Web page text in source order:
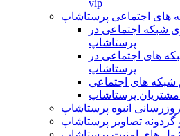
vip
های اجتماعی پرستاشاپ
شبکه اجتماعی در
پرستاشاپ
های اجتماعی در
پرستاشاپ
شبکه های اجتماعی
مشتریان پرستاشاپ
انبوه پرستاشاپ
گردونه تصاویر پرستاشاپ